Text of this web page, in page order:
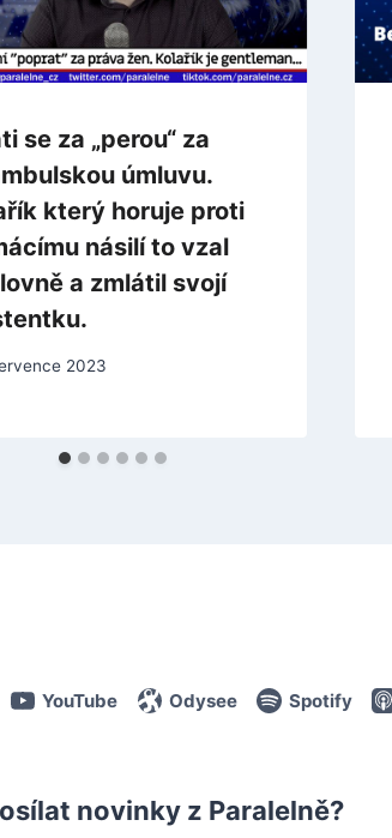
se za „perou“ za
úmluvu.
který horuje proti
násilí to vzal
a zmlátil svojí
2023
YouTube Odysee Spotify
novinky z Paralelně?